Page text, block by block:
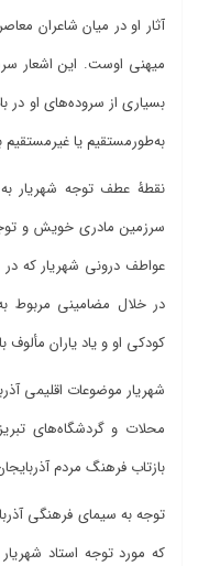
آثار او در میان شاعران
میهنی اوست. این اشعار
بسیاری از سروده‌های او
به‌طور‌مستقیم یا
نقطۀ عطف توجه شهریار
سرزمین مادری خویش و
عواطف درونی شهریار که
در خلال مضامینی مربوط
کودکی او و یاد یاران مألوف
شهریار موضوعات اقلیمی
محلات و گردشگاه‌های
بازتاب فرهنگ مردم
توجه به سیمای فرهنگی
که مورد توجه استاد